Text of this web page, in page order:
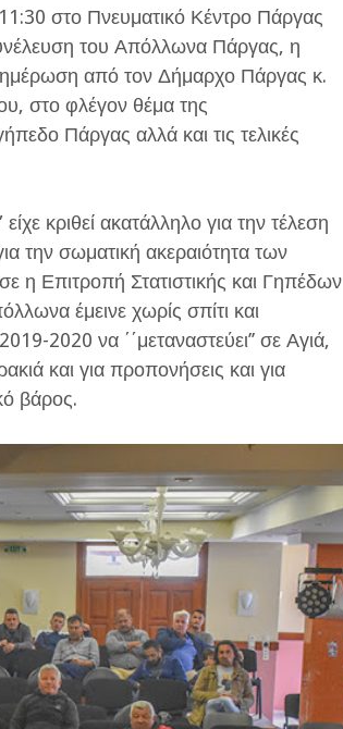
στο Πνευματικό Κέντρο Πάργας
του Απόλλωνα Πάργας, η
από τον Δήμαρχο Πάργας κ.
στο φλέγον θέμα της
Πάργας αλλά και τις τελικές
κριθεί ακατάλληλο για την τέλεση
την σωματική ακεραιότητα των
η Επιτροπή Στατιστικής και Γηπέδων
έμεινε χωρίς σπίτι και
2020 να ΄΄μεταναστεύει’’ σε Αγιά,
και για προπονήσεις και για
βάρος.